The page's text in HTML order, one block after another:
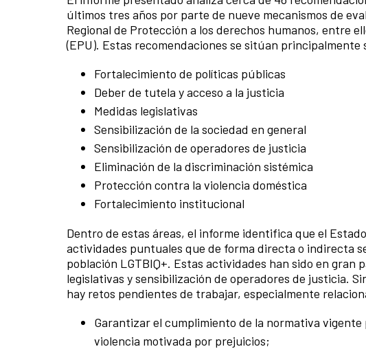
últimos tres años por parte de nueve mecanismos de
Regional de Protección a los derechos humanos, entre
(EPU). Estas recomendaciones se sitúan
Fortalecimiento de políticas públicas
Deber de tutela y acceso a la justicia
Medidas legislativas
Sensibilización de la sociedad en general
Sensibilización de operadores de justicia
Eliminación de la discriminación sistémica
Protección contra la violencia doméstica
Fortalecimiento institucional
Dentro de estas áreas, el informe identifica que el
actividades puntuales que de forma directa o indirecta
población LGTBIQ+. Estas actividades han sido en gran
legislativas y sensibilización de operadores de justicia.
hay retos pendientes de trabajar, especialmente
Garantizar el cumplimiento de la normativa vigente
violencia motivada por prejuicios;